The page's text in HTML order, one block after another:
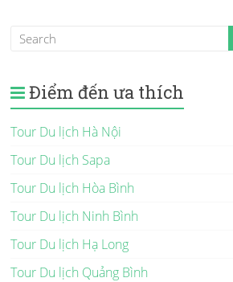
Sapa 4 ngày
Điểm đến ưa thích
Tour Du lịch Hà Nội
Tour Du lịch Sapa
Tour Du lịch Hòa Bình
Tour Du lịch Ninh Bình
Tour Du lịch Hạ Long
Tour Du lịch Quảng Bình